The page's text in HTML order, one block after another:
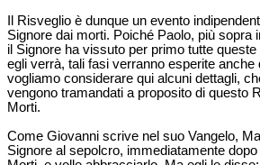
Il Risveglio è dunque un evento
Signore dai morti. Poiché Paolo, più sopra
il Signore ha vissuto per primo tutte
egli verrà, tali fasi verranno esperite anche
vogliamo considerare qui alcuni dettagli,
vengono tramandati a proposito di questo
Morti.
Come Giovanni scrive nel suo Vangelo,
Signore al sepolcro, immediatamente